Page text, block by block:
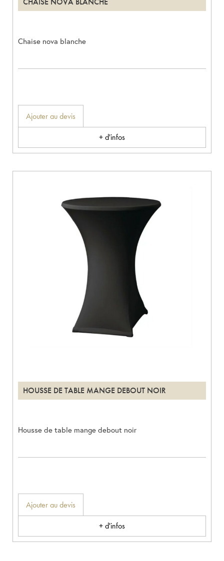
Chaise nova blanche
Ajouter au devis
+ d'infos
HOUSSE DE TABLE MANGE DEBOUT NOIR
Housse de table mange debout noir
Ajouter au devis
+ d'infos